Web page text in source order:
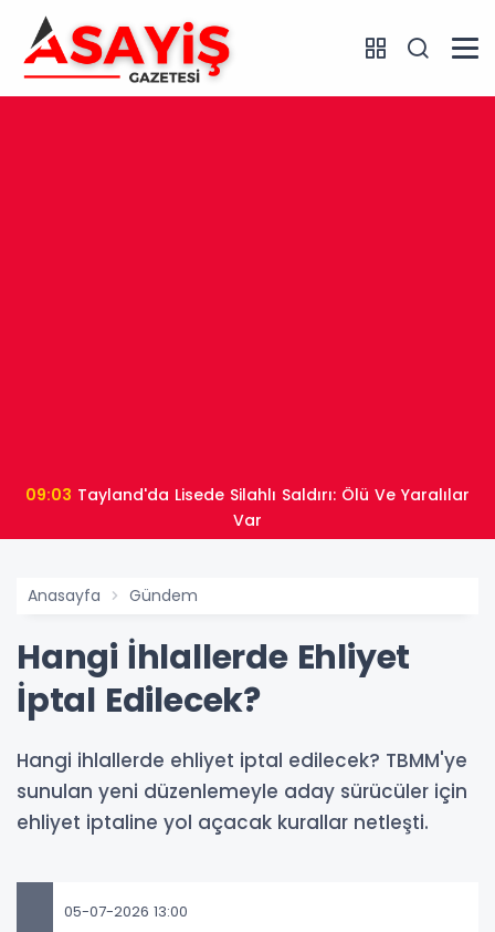
09:03
Var
Anasayfa Gündem
Hangi İhlallerde Ehliyet
İptal Edilecek?
Hangi ihlallerde ehliyet iptal edilecek? TBMM'ye
sunulan yeni düzenlemeyle aday sürücüler için
ehliyet iptaline yol açacak kurallar netleşti.
05-07-2026 13:00